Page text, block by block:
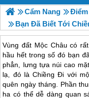
Cẩm Nang
Điểm
Bạn Đã Biết Tới
Vùng đất Mộc Châu có
hầu hết trong số đó bạn
phẳn, lưng tựa núi cao
lạ, đó là Chiềng Đi với
quên ngày tháng. Phần
ha có thể dễ dàng quan